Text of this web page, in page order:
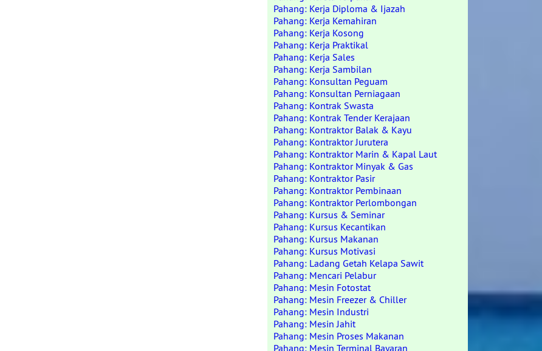
Pahang: Kerja Diploma & Ijazah
Pahang: Kerja Kemahiran
Pahang: Kerja Kosong
Pahang: Kerja Praktikal
Pahang: Kerja Sales
Pahang: Kerja Sambilan
Pahang: Konsultan Peguam
Pahang: Konsultan Perniagaan
Pahang: Kontrak Swasta
Pahang: Kontrak Tender Kerajaan
Pahang: Kontraktor Balak & Kayu
Pahang: Kontraktor Jurutera
Pahang: Kontraktor Marin & Kapal Laut
Pahang: Kontraktor Minyak & Gas
Pahang: Kontraktor Pasir
Pahang: Kontraktor Pembinaan
Pahang: Kontraktor Perlombongan
Pahang: Kursus & Seminar
Pahang: Kursus Kecantikan
Pahang: Kursus Makanan
Pahang: Kursus Motivasi
Pahang: Ladang Getah Kelapa Sawit
Pahang: Mencari Pelabur
Pahang: Mesin Fotostat
Pahang: Mesin Freezer & Chiller
Pahang: Mesin Industri
Pahang: Mesin Jahit
Pahang: Mesin Proses Makanan
Pahang: Mesin Terminal Bayaran